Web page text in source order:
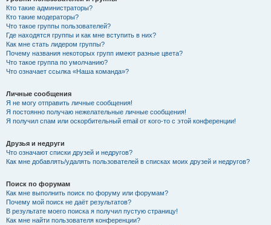
Кто такие администраторы?
Кто такие модераторы?
Что такое группы пользователей?
Где находятся группы и как мне вступить в них?
Как мне стать лидером группы?
Почему названия некоторых групп имеют разные цвета?
Что такое группа по умолчанию?
Что означает ссылка «Наша команда»?
Личные сообщения
Я не могу отправить личные сообщения!
Я постоянно получаю нежелательные личные сообщения!
Я получил спам или оскорбительный email от кого-то с этой конференции!
Друзья и недруги
Что означают списки друзей и недругов?
Как мне добавлять/удалять пользователей в списках моих друзей и недругов?
Поиск по форумам
Как мне выполнить поиск по форуму или форумам?
Почему мой поиск не даёт результатов?
В результате моего поиска я получил пустую страницу!
Как мне найти пользователя конференции?